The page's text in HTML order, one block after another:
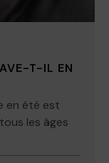
T-IL EN
en été est
les âges